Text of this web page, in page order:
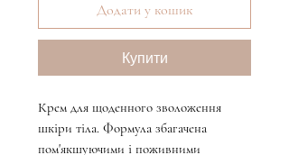
Додати у кошик
Купити
Крем для щоденного зволоження
шкіри тіла. Формула збагачена
пом'якшуючими і поживними